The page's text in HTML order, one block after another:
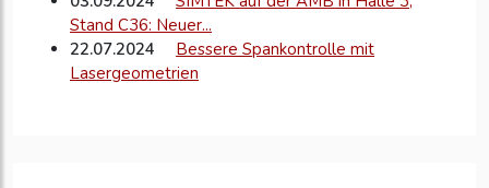
Stand C36: Neuer...
22.07.2024
Bessere Spankontrolle mit
Lasergeometrien